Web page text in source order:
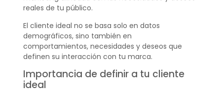
reales de tu público.
El cliente ideal no se basa solo en datos
demográficos, sino también en
comportamientos, necesidades y deseos que
definen su interacción con tu marca.
Importancia de definir a tu cliente
ideal